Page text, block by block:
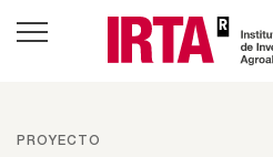
PROYECTO